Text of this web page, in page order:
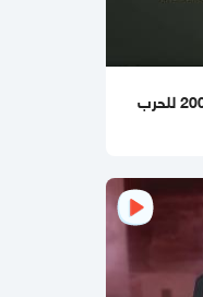
حصر
مع
على
خطاب أبو عبيدة في اليوم الـ200 للحرب